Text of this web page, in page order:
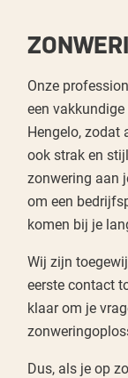
Onze
een
Hengelo, zodat
ook strak en
zonwering aan
om een
komen bij je
Wij zijn
eerste contact
klaar om je
Dus, als je op